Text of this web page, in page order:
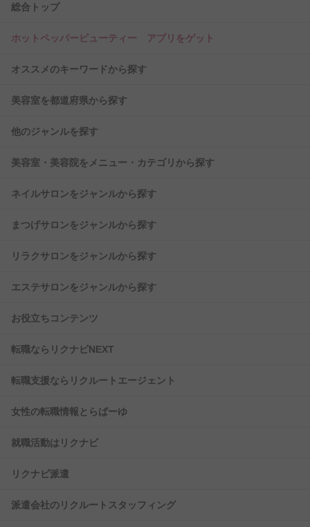
総合トップ
ホットペッパービューティー アプリをゲット
オススメのキーワードから探す
美容室を都道府県から探す
他のジャンルを探す
美容室・美容院をメニュー・カテゴリから探す
ネイルサロンをジャンルから探す
まつげサロンをジャンルから探す
リラクサロンをジャンルから探す
エステサロンをジャンルから探す
お役立ちコンテンツ
転職ならリクナビNEXT
転職支援ならリクルートエージェント
女性の転職情報とらばーゆ
就職活動はリクナビ
リクナビ派遣
派遣会社のリクルートスタッフィング